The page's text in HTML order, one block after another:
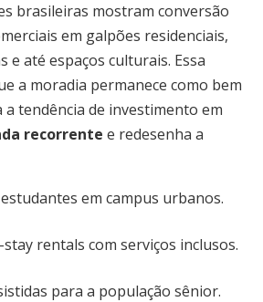
brasileiras mostram conversão
em galpões residenciais,
e até espaços culturais. Essa
a moradia permanece como bem
a tendência de investimento em
recorrente e redesenha a
em campus urbanos.
rentals com serviços inclusos.
para a população sênior.